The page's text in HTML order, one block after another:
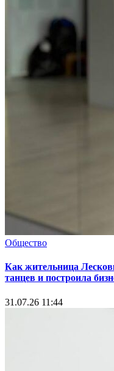
Общество
Как жительница
танцев и построила
31.07.26 11:44